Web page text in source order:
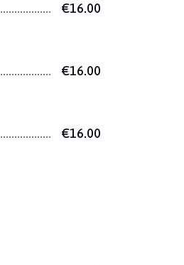
€16.00
€16.00
€16.00